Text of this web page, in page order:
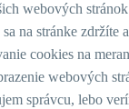
webových
na stránke zdržíte
cookies na
webových
správcu, lebo